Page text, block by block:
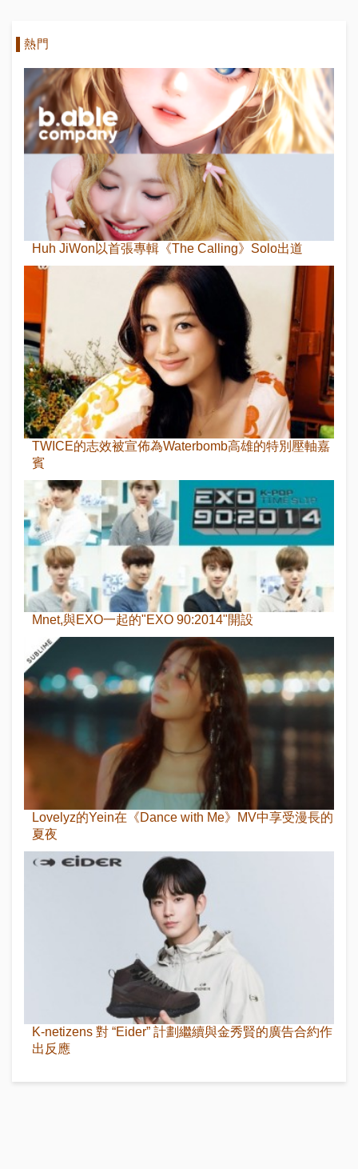
熱門
Huh JiWon以首張專輯《The Calling》Solo出道
TWICE的志效被宣佈為Waterbomb高雄的特別壓軸嘉
賓
Mnet,與EXO一起的"EXO 90:2014"開設
Lovelyz的Yein在《Dance with Me》MV中享受漫長的
夏夜
K-netizens 對 “Eider” 計劃繼續與金秀賢的廣告合約作
出反應